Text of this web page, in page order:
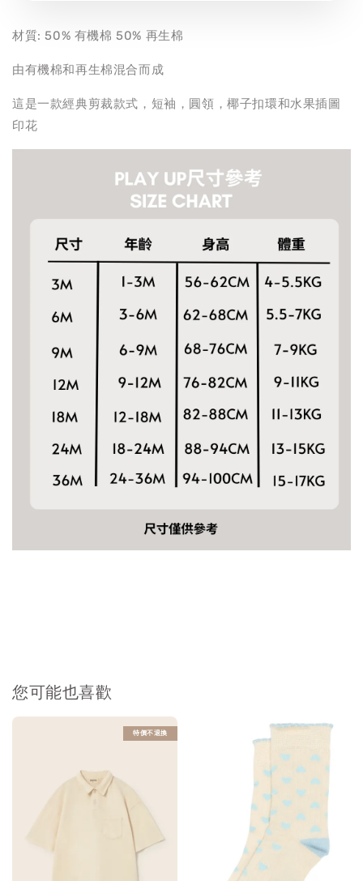
材質: 50% 有機棉 50% 再生棉
由有機棉和再生棉混合而成
這是一款經典剪裁款式，短袖，圓領，椰子扣環和水果插圖
印花
您可能也喜歡
特價不退換